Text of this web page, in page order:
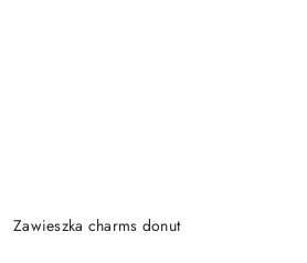
Zawieszka charms donut